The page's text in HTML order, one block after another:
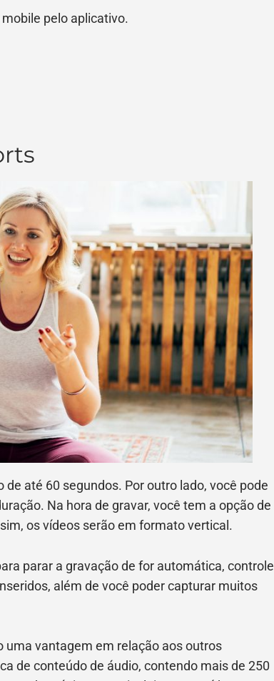
pelo aplicativo.
até 60 segundos. Por outro lado, você pode
Na hora de gravar, você tem a opção de
os vídeos serão em formato vertical.
parar a gravação de for automática, controle
além de você poder capturar muitos
uma vantagem em relação aos outros
de conteúdo de áudio, contendo mais de 250